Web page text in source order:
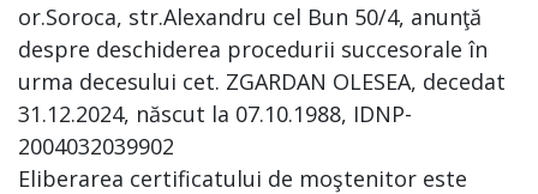
or.Soroca, str.Alexandru cel Bun 50/4, anunţă
despre deschiderea procedurii succesorale în
urma decesului cet. ZGARDAN OLESEA, decedat
31.12.2024, născut la 07.10.1988, IDNP-
2004032039902
Eliberarea certificatului de moştenitor este